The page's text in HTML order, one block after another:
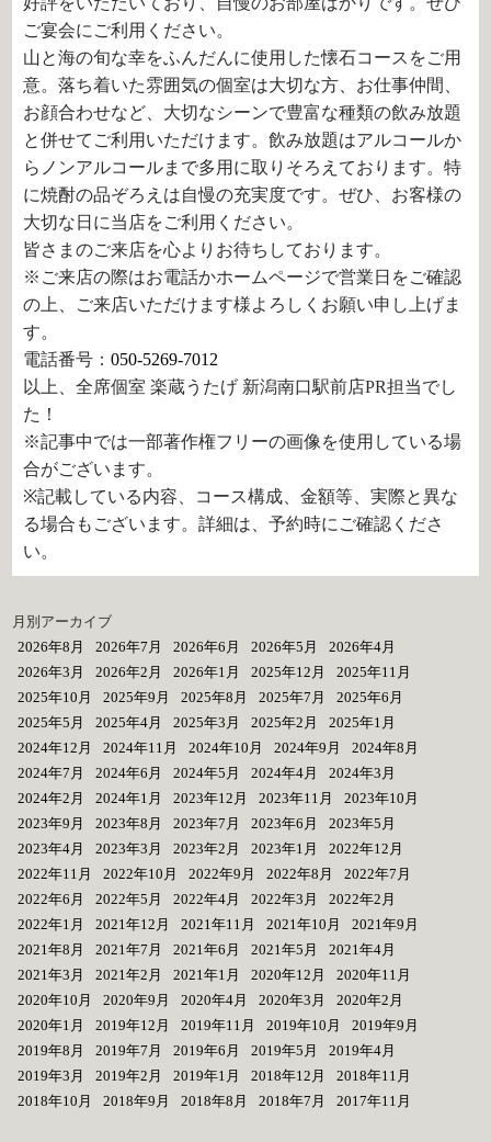
ご宴会にご利用ください。
山と海の旬な幸をふんだんに使用した懐石コースをご用
意。落ち着いた雰囲気の個室は大切な方、お仕事仲間、
お顔合わせなど、大切なシーンで豊富な種類の飲み放題
と併せてご利用いただけます。飲み放題はアルコールか
らノンアルコールまで多用に取りそろえております。特
に焼酎の品ぞろえは自慢の充実度です。ぜひ、お客様の
大切な日に当店をご利用ください。
皆さまのご来店を心よりお待ちしております。
※ご来店の際はお電話かホームページで営業日をご確認
の上、ご来店いただけます様よろしくお願い申し上げま
す。
電話番号：050-5269-7012
以上、全席個室 楽蔵うたげ 新潟南口駅前店PR担当でし
た！
※記事中では一部著作権フリーの画像を使用している場
合がございます。
※記載している内容、コース構成、金額等、実際と異な
る場合もございます。詳細は、予約時にご確認くださ
い。
月別アーカイブ
2026年8月
2026年7月 2026年6月 2026年5月
2026年4月
2026年3月
2026年2月 2026年1月 2025年12月
2025年11月
2025年10月
2025年9月 2025年8月 2025年7月
2025年6月
2025年5月
2025年4月 2025年3月 2025年2月
2025年1月
2024年12月
2024年11月 2024年10月 2024年9月
2024年8月
2024年7月
2024年6月 2024年5月 2024年4月
2024年3月
2024年2月
2024年1月 2023年12月 2023年11月
2023年10月
2023年9月
2023年8月 2023年7月 2023年6月
2023年5月
2023年4月
2023年3月 2023年2月 2023年1月
2022年12月
2022年11月
2022年10月 2022年9月 2022年8月
2022年7月
2022年6月
2022年5月 2022年4月 2022年3月
2022年2月
2022年1月
2021年12月 2021年11月 2021年10月
2021年9月
2021年8月
2021年7月 2021年6月 2021年5月
2021年4月
2021年3月
2021年2月 2021年1月 2020年12月
2020年11月
2020年10月
2020年9月 2020年4月 2020年3月
2020年2月
2020年1月
2019年12月 2019年11月 2019年10月
2019年9月
2019年8月
2019年7月 2019年6月 2019年5月
2019年4月
2019年3月
2019年2月 2019年1月 2018年12月
2018年11月
2018年10月
2018年9月 2018年8月 2018年7月 2017年11月